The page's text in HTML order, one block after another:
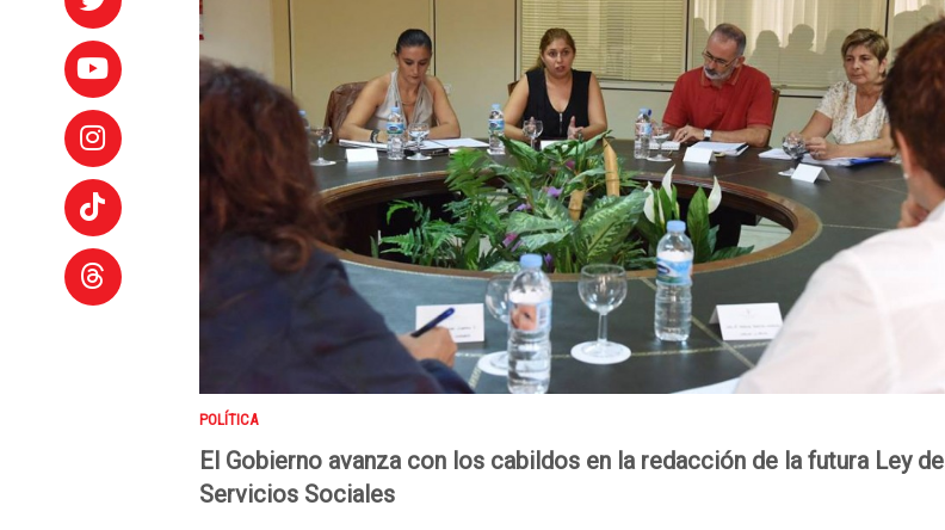
POLÍTICA
El Gobierno avanza con los cabildos en la redacción de la futura Ley de
Servicios Sociales